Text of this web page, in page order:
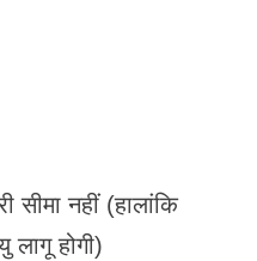
नहीं (हालांकि
लागू होगी)